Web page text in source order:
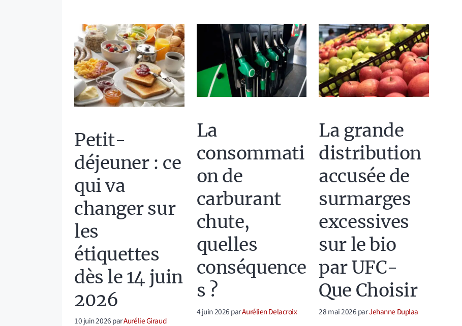
Petit-
déjeuner : ce
qui va
changer sur
les
étiquettes
dès le 14 juin
2026
10 juin 2026parAurélie Giraud
La
consommati
on de
carburant
chute,
quelles
conséquence
s ?
4 juin 2026parAurélien Delacroix
La grande
distribution
accusée de
surmarges
excessives
sur le bio
par UFC-
Que Choisir
28 mai 2026parJehanne Duplaa